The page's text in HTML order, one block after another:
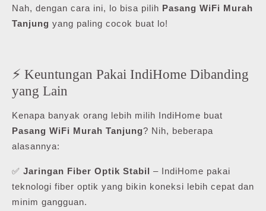
Nah, dengan cara ini, lo bisa pilih Pasang WiFi Murah
Tanjung yang paling cocok buat lo!
⚡ Keuntungan Pakai IndiHome Dibanding
yang Lain
Kenapa banyak orang lebih milih IndiHome buat
Pasang WiFi Murah Tanjung? Nih, beberapa
alasannya:
✅ Jaringan Fiber Optik Stabil – IndiHome pakai
teknologi fiber optik yang bikin koneksi lebih cepat dan
minim gangguan.